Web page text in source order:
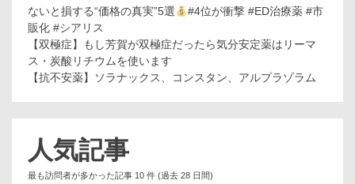
ないと損する“価格の真実”5選
#4位が衝撃 #ED治療薬 #市
販化 #シアリス
【双極症】もし芳賀が双極症だったら気分安定薬はリーマ
ス・炭酸リチウムを使います
【抗不安薬】ソラナックス、コンスタン、アルプラゾラム
人気記事
最も訪問者が多かった記事 10 件 (過去 28 日間)